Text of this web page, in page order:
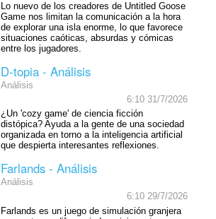
Lo nuevo de los creadores de Untitled Goose
Game nos limitan la comunicación a la hora
de explorar una isla enorme, lo que favorece
situaciones caóticas, absurdas y cómicas
entre los jugadores.
D-topia - Análisis
Análisis
6:10 31/7/2026
¿Un 'cozy game' de ciencia ficción
distópica? Ayuda a la gente de una sociedad
organizada en torno a la inteligencia artificial
que despierta interesantes reflexiones.
Farlands - Análisis
Análisis
6:10 29/7/2026
Farlands es un juego de simulación granjera